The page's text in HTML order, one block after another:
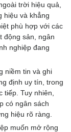
trời hiệu quả,
hiệu và khẳng
phù hợp với các
động sản, ngân
nghiệp đang
niềm tin và ghi
định uy tín, trong
Tuy nhiên,
có ngân sách
hiệu rõ ràng.
muốn mở rộng